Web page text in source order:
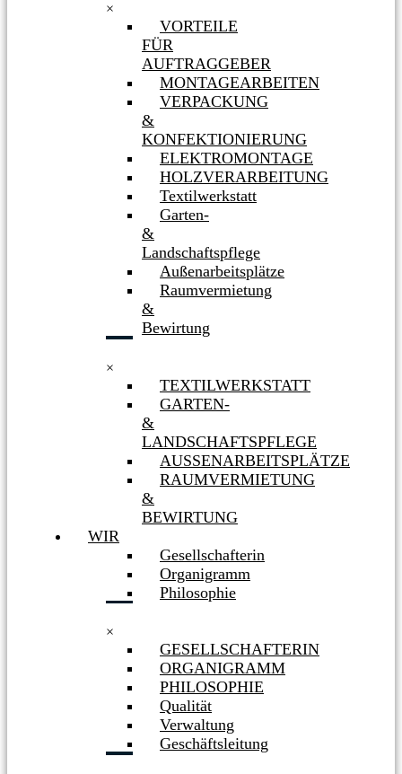
×
VORTEILE
FÜR
AUFTRAGGEBER
MONTAGEARBEITEN
VERPACKUNG
&
KONFEKTIONIERUNG
ELEKTROMONTAGE
HOLZVERARBEITUNG
Textilwerkstatt
Garten-
&
Landschaftspflege
Außenarbeitsplätze
Raumvermietung
&
Bewirtung
×
TEXTILWERKSTATT
GARTEN-
&
LANDSCHAFTSPFLEGE
AUSSENARBEITSPLÄTZE
RAUMVERMIETUNG
&
BEWIRTUNG
WIR
Gesellschafterin
Organigramm
Philosophie
×
GESELLSCHAFTERIN
ORGANIGRAMM
PHILOSOPHIE
Qualität
Verwaltung
Geschäftsleitung